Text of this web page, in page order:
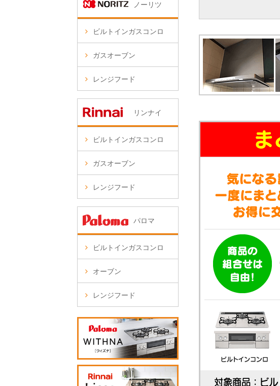
ノーリツ
ビルトインガスコンロ
ガスオーブン
レンジフード
リンナイ
ビルトインガスコンロ
ガスオーブン
レンジフード
パロマ
ビルトインガスコンロ
オーブン
レンジフード